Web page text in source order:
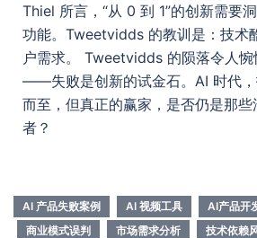
Thiel 所言，“从 0 到 1”的创新需要
功能。Tweetvidds 的教训是：技术
户需求。 Tweetvidds 的陨落令人
——失败是创新的试金石。AI 时代，
而至，但真正的赢家，是否仍是那
者？
AI 产品失败案例 AI 视频工具 AI产品开
商业模式误判
市场需求分析 技术依赖